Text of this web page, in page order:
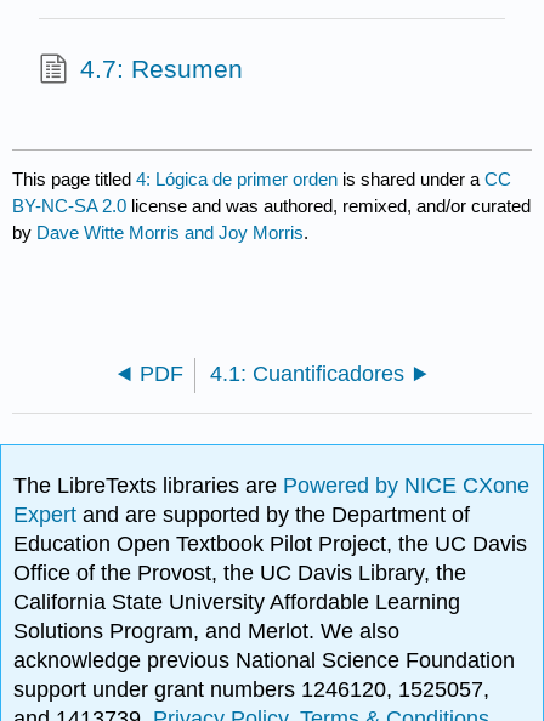
4.7: Resumen
This page titled4: Lógica de primer orden is shared under aCC
BY-NC-SA 2.0 license and was authored, remixed, and/or curated
by Dave Witte Morris and Joy Morris.
PDF 4.1: Cuantificadores
The LibreTexts libraries are Powered by NICE CXone
Expertand are supported by the Department of
Education Open Textbook Pilot Project, the UC Davis
Office of the Provost, the UC Davis Library, the
California State University Affordable Learning
Solutions Program, and Merlot. We also
acknowledge previous National Science Foundation
support under grant numbers 1246120, 1525057,